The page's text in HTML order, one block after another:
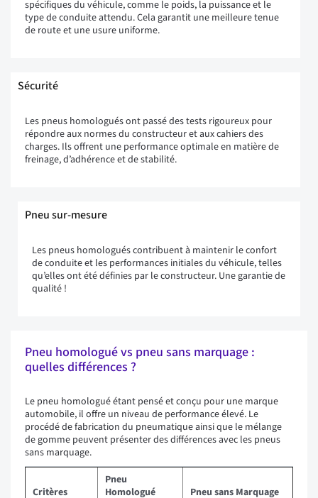
spécifiques du véhicule, comme le poids, la puissance et le
type de conduite attendu. Cela garantit une meilleure tenue
de route et une usure uniforme.
Sécurité
Les pneus homologués ont passé des tests rigoureux pour
répondre aux normes du constructeur et aux cahiers des
charges. Ils offrent une performance optimale en matière de
freinage, d’adhérence et de stabilité.
Pneu sur-mesure
Les pneus homologués contribuent à maintenir le confort
de conduite et les performances initiales du véhicule, telles
qu’elles ont été définies par le constructeur. Une garantie de
qualité !
Pneu homologué vs pneu sans marquage :
quelles différences ?
Le pneu homologué étant pensé et conçu pour une marque
automobile, il offre un niveau de performance élevé. Le
procédé de fabrication du pneumatique ainsi que le mélange
de gomme peuvent présenter des différences avec les pneus
sans marquage.
Critères
Pneu
Homologué
Pneu sans Marquage